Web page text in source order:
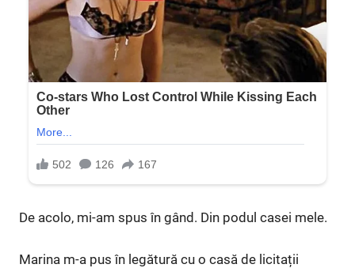
De acolo, mi-am spus în gând. Din podul casei mele.
Marina m-a pus în legătură cu o casă de licitații